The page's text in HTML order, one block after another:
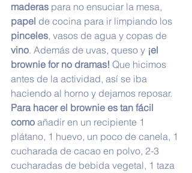
maderas para no ensuciar la mesa,
papel de cocina para ir limpiando los
pinceles, vasos de agua y copas de
vino. Además de uvas, queso y ¡el
brownie for no dramas! Que hicimos
antes de la actividad, así se iba
haciendo al horno y dejamos reposar.
Para hacer el brownie es tan fácil
como añadir en un recipiente 1
plátano, 1 huevo, un poco de canela, 1
cucharada de cacao en polvo, 2-3
cucharadas de bebida vegetal, 1 taza